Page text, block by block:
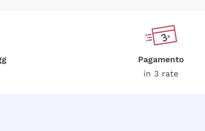
Pagamento
in 3 rate